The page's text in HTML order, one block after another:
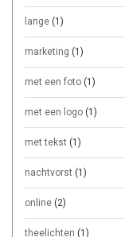
lange (1)
marketing (1)
met een foto (1)
met een logo (1)
met tekst (1)
nachtvorst (1)
online (2)
theelichten (1)